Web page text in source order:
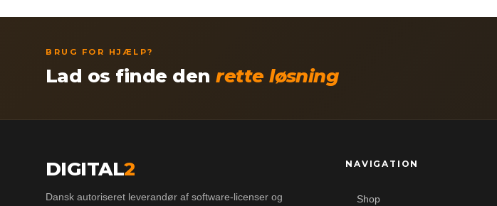
BRUG FOR HJÆLP?
Lad os finde denrette løsning
DIGITAL2
Dansk autoriseret leverandør af software-licenser og
NAVIGATION
Shop